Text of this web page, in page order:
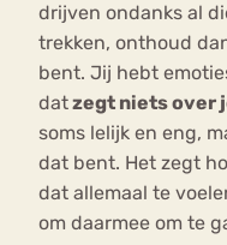
drijven ondanks al
trekken, onthoud
bent. Jij hebt
datzegt niets over
soms lelijk en eng,
dat bent. Het zegt
dat allemaal te
om daarmee om te